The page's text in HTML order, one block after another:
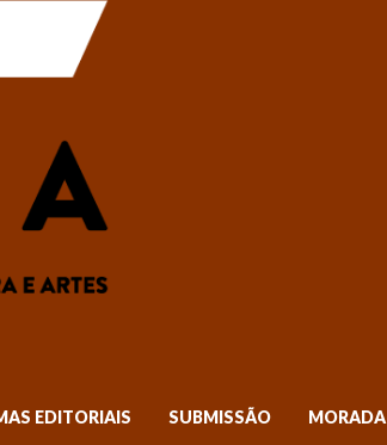
EDITORIAIS SUBMISSÃO MORADA